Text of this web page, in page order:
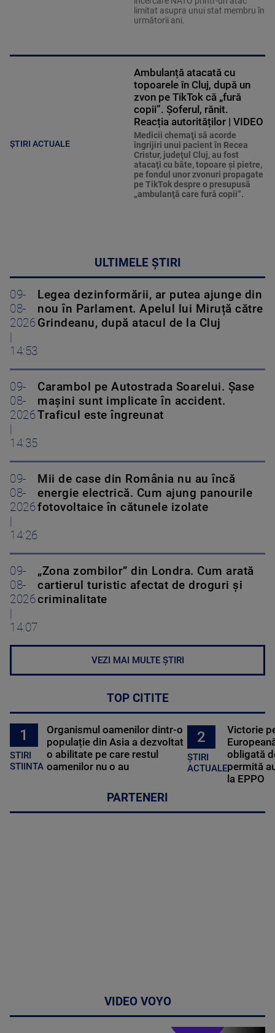
limitat asupra unui stat membru în
următorii ani.
ȘTIRI ACTUALE
Ambulanță atacată cu
topoarele în Cluj, după un
zvon pe TikTok că „fură
copii”. Șoferul, rănit.
Reacția autorităților | VIDEO
Medicii chemaţi să acorde
îngrijiri unui pacient în Recea
Cristur, judeţul Cluj, au fost
atacaţi cu bâte, topoare şi pietre,
pe fondul unor zvonuri propagate
pe TikTok despre o presupusă
„ambulanţă care fură copii”.
ULTIMELE ȘTIRI
09-
08-
2026
14:53
Legea dezinformării, ar putea ajunge din
nou în Parlament. Apelul lui Miruță către
Grindeanu, după atacul de la Cluj
09-
08-
2026
14:35
Carambol pe Autostrada Soarelui. Șase
mașini sunt implicate în accident.
Traficul este îngreunat
09-
08-
2026
14:26
Mii de case din România nu au încă
energie electrică. Cum ajung panourile
fotovoltaice în cătunele izolate
09-
08-
2026
14:07
„Zona zombilor” din Londra. Cum arată
cartierul turistic afectat de droguri și
criminalitate
VEZI MAI MULTE ȘTIRI
TOP CITITE
1
STIRI
STIINTA
Organismul oamenilor dintr-o
populație din Asia a dezvoltat
o abilitate pe care restul
oamenilor nu o au
2
ȘTIRI
ACTUALE
Victorie
obligată
permită
la EPPO
PARTENERI
VIDEO VOYO